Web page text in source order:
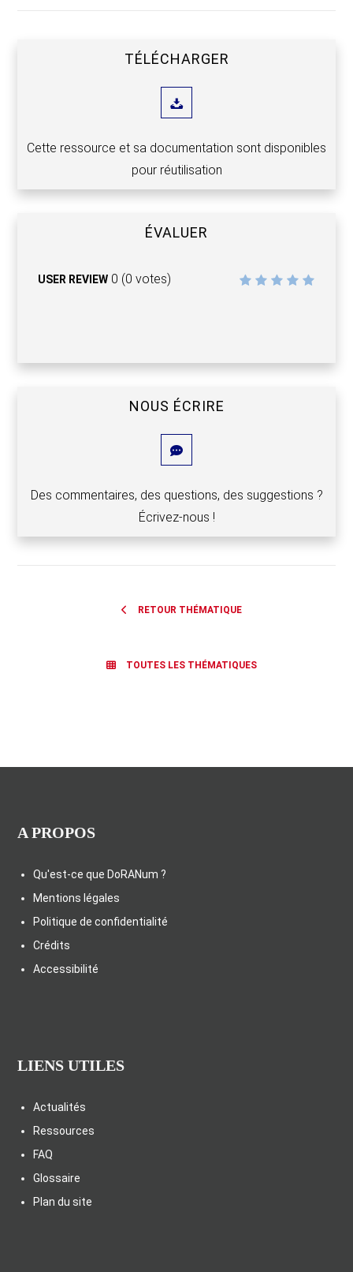
TÉLÉCHARGER
Cette ressource et sa documentation sont disponibles
pour réutilisation
ÉVALUER
USER REVIEW 0 (0 votes)
NOUS ÉCRIRE
Des commentaires, des questions, des suggestions ?
Écrivez-nous !
RETOUR THÉMATIQUE
TOUTES LES THÉMATIQUES
A PROPOS
Qu'est-ce que DoRANum ?
Mentions légales
Politique de confidentialité
Crédits
Accessibilité
LIENS UTILES
Actualités
Ressources
FAQ
Glossaire
Plan du site